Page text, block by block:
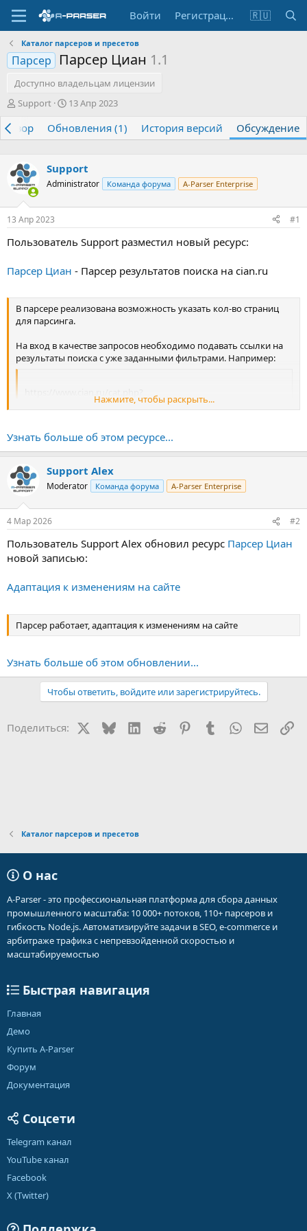
Войти Регистрация 🇷🇺
Каталог парсеров и пресетов
Парсер Парсер Циан 1.1
Доступно владельцам лицензии
А
т
о
т
е
м
ы
Support
Д
т
а
а
ч
а
13 Апр 2023
Обзор Обновления (1) История версий Обсуждение
Support
Administrator Команда форума A-Parser Enterprise
13 Апр 2023 #1
Пользователь Support разместил новый ресурс:
Парсер Циан - Парсер результатов поиска на cian.ru
В парсере реализована возможность указать кол-во страниц
для парсинга.
На вход в качестве запросов необходимо подавать ссылки на
результаты поиска с уже заданными фильтрами. Например:
deal_type=sale&engine_version=2&offer_type=flat&region=-1...
Нажмите, чтобы раскрыть...
Нажмите, чтобы раскрыть...
Узнать больше об этом ресурсе...
Support Alex
Moderator Команда форума A-Parser Enterprise
4 Мар 2026 #2
Пользователь Support Alex обновил ресурс Парсер Циан
новой записью:
Адаптация к изменениям на сайте
Парсер работает, адаптация к изменениям на сайте
Узнать больше об этом обновлении...
Чтобы ответить, войдите или зарегистрируйтесь.
Поделиться: BlueskyLinkedIn
Reddit PinterestTumblr WhatsApp
Каталог парсеров и пресетов
О нас
A-Parser - это профессиональная платформа для сбора данных
промышленного масштаба: 10 000+ потоков, 110+ парсеров и
гибкость Node.js. Автоматизируйте задачи в SEO, e-commerce и
арбитраже трафика с непревзойденной скоростью и
масштабируемостью
Быстрая навигация
Главная
Демо
Купить A-Parser
Форум
Документация
Соцсети
Telegram канал
YouTube канал
Facebook
X (Twitter)